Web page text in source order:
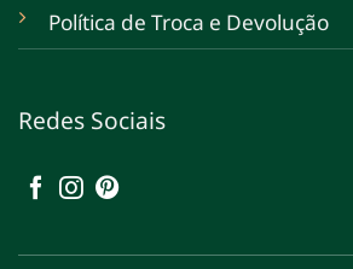
Política de Troca e Devolução
Redes Sociais